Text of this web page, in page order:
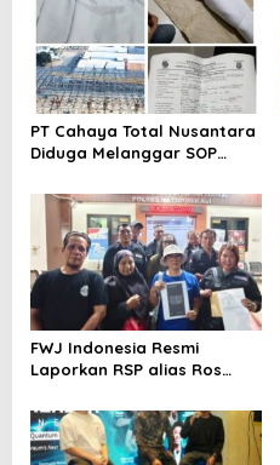
PT Cahaya Total Nusantara
Diduga Melanggar SOP
Kerja Hingga meninggal
Dunia, Kluarga Korban
Merasa Di abaikan
FWJ Indonesia Resmi
Laporkan RSP alias Ros